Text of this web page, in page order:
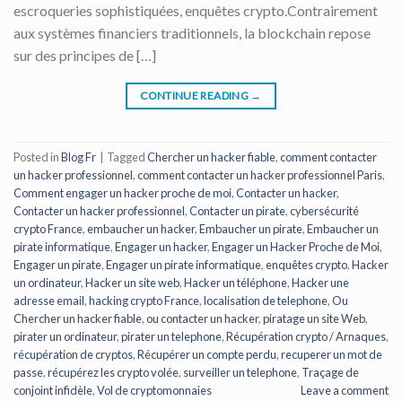
escroqueries sophistiquées, enquêtes crypto.Contrairement
aux systèmes financiers traditionnels, la blockchain repose
sur des principes de […]
CONTINUE READING →
Posted inBlog Fr TaggedChercher un hacker fiable,comment contacter
un hacker professionnel,comment contacter un hacker professionnel Paris,
Comment engager un hacker proche de moi,Contacter un hacker,
Contacter un hacker professionnel,Contacter un pirate,cybersécurité
crypto France,embaucher un hacker,Embaucher un pirate,Embaucher un
pirate informatique,Engager un hacker,Engager un Hacker Proche de Moi,
Engager un pirate,Engager un pirate informatique,enquêtes crypto,Hacker
un ordinateur,Hacker un site web,Hacker un téléphone,Hacker une
adresse email,hacking crypto France,localisation de telephone,Ou
Chercher un hacker fiable,ou contacter un hacker,piratage un site Web,
pirater un ordinateur,pirater un telephone,Récupération crypto / Arnaques,
récupération de cryptos,Récupérer un compte perdu,recuperer un mot de
passe,récupérez les crypto volée, surveiller un telephone, Traçage de
conjoint infidèle,Vol de cryptomonnaies Leave a comment